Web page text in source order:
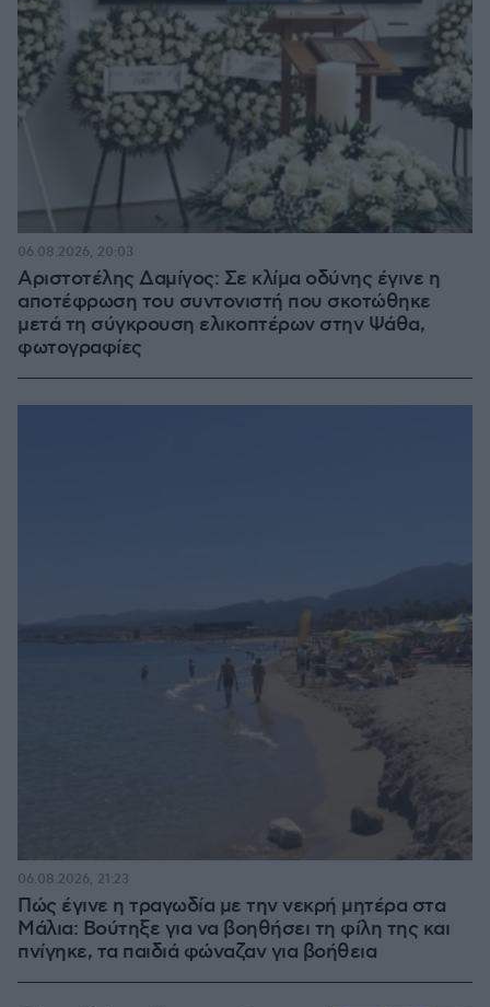
Αριστοτέλης Δαμίγος: Σε κλίμα οδύνης έγινε η
αποτέφρωση του συντονιστή που σκοτώθηκε
μετά τη σύγκρουση ελικοπτέρων στην Ψάθα,
φωτογραφίες
06.08.2026, 20:03
Πώς έγινε η τραγωδία με την νεκρή μητέρα στα
Μάλια: Βούτηξε για να βοηθήσει τη φίλη της και
πνίγηκε, τα παιδιά φώναζαν για βοήθεια
06.08.2026, 21:23